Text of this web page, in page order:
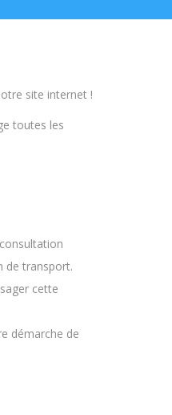
site internet !
toutes les
de transport.
cette
démarche de